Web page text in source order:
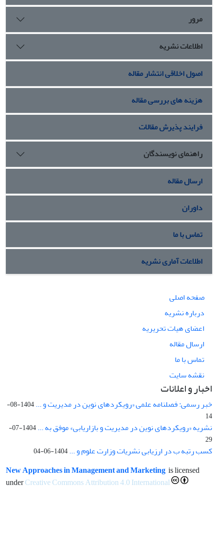
مرور
اطلاعات نشریه
اصول اخلاقی انتشار مقاله
هزینه های بررسی مقاله
فرایند پذیرش مقالات
راهنمای نویسندگان
ارسال مقاله
داوران
تماس با ما
اطلاعات آماری نشریه
صفحه اصلی
درباره نشریه
اعضای هیات تحریریه
ارسال مقاله
تماس با ما
نقشه سایت
اخبار و اعلانات
خبر رسمی: فصلنامه علمی «رویکردهای نوین در مدیریت و ...
1404-08-
14
نشریه «رویکردهای نوین در مدیریت و بازاریابی» موفق به ...
1404-07-
29
کسب رتبه ب در ارزیابی نشریات وزارت علوم و ...1404-06-04
New Approaches in Management and Marketing is licensed
underCreative Commons Attribution 4.0 International